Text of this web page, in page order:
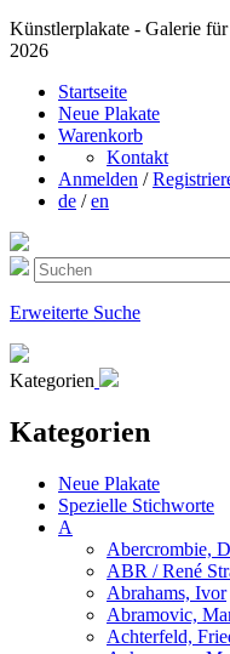
Künstlerplakate - Galerie
2026
Startseite
Neue Plakate
Warenkorb
Kontakt
Anmelden /
de /en
Erweiterte Suche
Kategorien
Kategorien
Neue Plakate
Spezielle Stichworte
A
Abercrombie,
ABR / René
Abrahams, Ivor
Abramovic,
Achterfeld,